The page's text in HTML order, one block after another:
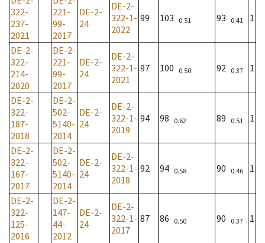
322-
237-
2021
221-
99-
2017
DE-2-
24
DE-2-
322-1-
2022
99 103 0.51 93 0.41 1
DE-2-
322-
214-
2020
DE-2-
221-
99-
2017
DE-2-
24
DE-2-
322-1-
2021
97 100 0.50 92 0.37 1
DE-2-
322-
187-
2018
DE-2-
502-
5140-
2014
DE-2-
24
DE-2-
322-1-
2019
94 98 0.62 89 0.51 1
DE-2-
322-
167-
2017
DE-2-
502-
5140-
2014
DE-2-
24
DE-2-
322-1-
2018
92 94 0.58 90 0.46 1
DE-2-
322-
125-
2016
DE-2-
147-
44-
2012
DE-2-
24
DE-2-
322-1-
2017
87 86 0.50 90 0.37 1